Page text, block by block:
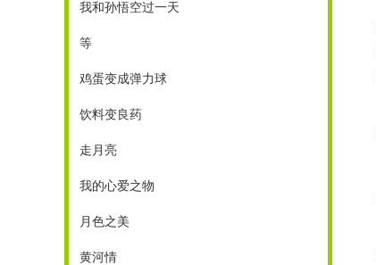
我和孙悟空过一天
等
鸡蛋变成弹力球
饮料变良药
走月亮
我的心爱之物
月色之美
黄河情